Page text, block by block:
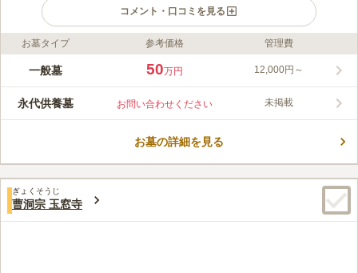
コメント・口コミを見る
ライフドット編集部のコメント
最寄の「三田駅」・「田町駅」から徒歩５分以内と、アクセス抜
で電車でも車でもアクセス至便です。園内は、日当たりや水はけ
も良く、バリアフリー設計のため車椅子やお子様連れの方でも安
も安心してご利用頂けます。ペット埋葬もありさまざなプランが
みんなの評価
3.4 口コミ2件
40代女性
食事や休憩のできる店舗も近隣にあるので、お墓詣りに行った時
に利用できてとても便利であると感じています。落ち着いた雰囲気のある
街並みなのも気に入っています。
お墓タイプ 参考価格 管理費
一般墓 50万円 12,000円～
永代供養墓 お問い合わせください 未掲載
お墓の詳細を見る
ぎょくそうじ
曹洞宗 玉窓寺